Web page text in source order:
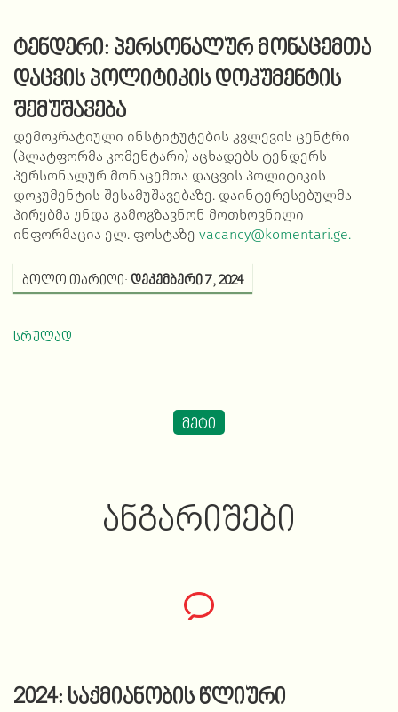
ტენდერი: პერსონალურ მონაცემთა
დაცვის პოლიტიკის დოკუმენტის
შემუშავება
დემოკრატიული ინსტიტუტების კვლევის ცენტრი
(პლატფორმა კომენტარი) აცხადებს ტენდერს
პერსონალურ მონაცემთა დაცვის პოლიტიკის
დოკუმენტის შესამუშავებაზე. დაინტერესებულმა
პირებმა უნდა გამოგზავნონ მოთხოვნილი
ინფორმაცია ელ. ფოსტაზე vacancy@komentari.ge.
ბოლო თარიღი: დეკემბერი 7, 2024
სრულად
მეტი
ᲐᲜᲒᲐᲠᲘᲨᲔᲑᲘ
2024: საქმიანობის წლიური